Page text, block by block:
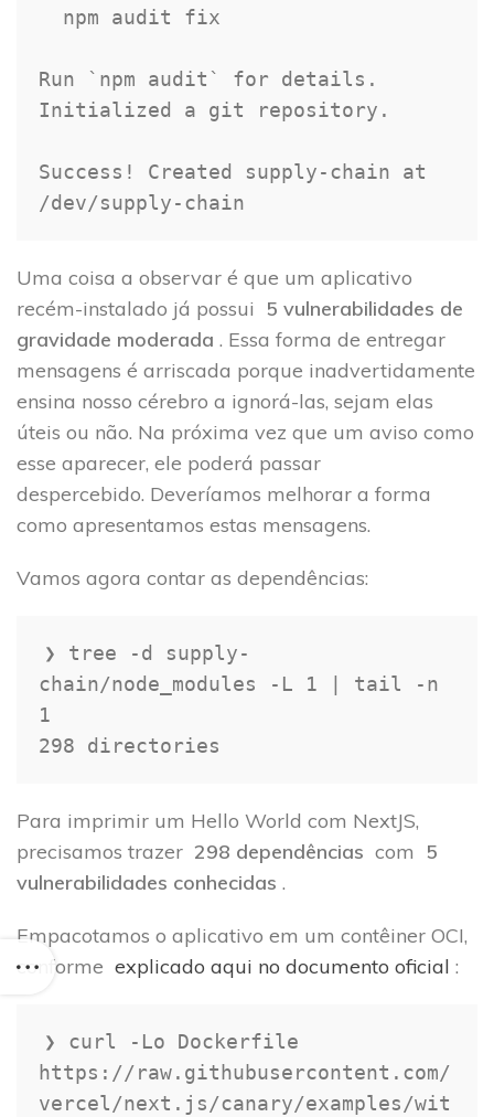
Run ` npm audit ` for details .
Initialized a git repository .
Success ! Created supply-
/dev/supply-chain
Uma coisa a observar é que um aplicativo
recém-instalado já possui 5 vulnerabilidades de
gravidade moderada . Essa forma de entregar
mensagens é arriscada porque inadvertidamente
ensina nosso cérebro a ignorá-las, sejam elas
úteis ou não. Na próxima vez que um aviso como
esse aparecer, ele poderá passar
despercebido. Deveríamos melhorar a forma
como apresentamos estas mensagens.
Vamos agora contar as dependências:
❯ tree -d supply-
chain/node_modules -L 1 | tail -n
1
298 directories
Para imprimir um Hello World com NextJS,
precisamos trazer 298 dependências com 5
vulnerabilidades conhecidas .
Empacotamos o aplicativo em um contêiner OCI,
conforme explicado aqui no documento oficial :
❯ curl -Lo Dockerfile
https://raw.githubusercontent.com/
vercel/next.js/canary/examples/wit